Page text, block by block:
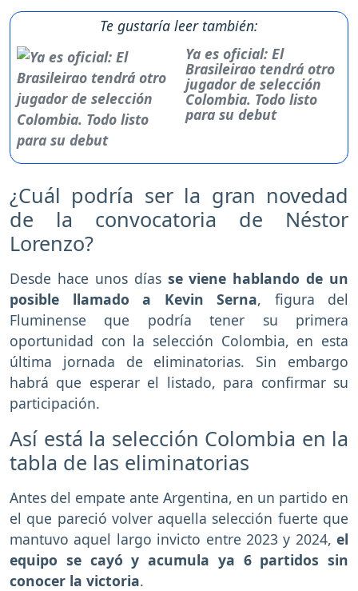
Te gustaría leer también:
Ya es oficial: El
Brasileirao tendrá otro
jugador de selección
Colombia. Todo listo
para su debut
¿Cuál podría ser la gran novedad
de la convocatoria de Néstor
Lorenzo?
Desde hace unos días se viene hablando de un
posible llamado a Kevin Serna, figura del
Fluminense que podría tener su primera
oportunidad con la selección Colombia, en esta
última jornada de eliminatorias. Sin embargo
habrá que esperar el listado, para confirmar su
participación.
Así está la selección Colombia en la
tabla de las eliminatorias
Antes del empate ante Argentina, en un partido en
el que pareció volver aquella selección fuerte que
mantuvo aquel largo invicto entre 2023 y 2024, el
equipo se cayó y acumula ya 6 partidos sin
conocer la victoria.